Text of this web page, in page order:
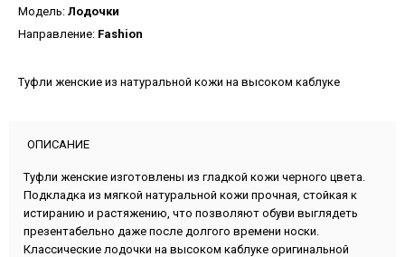
Модель: Лодочки
Направление: Fashion
Туфли женские из натуральной кожи на высоком каблуке
ОПИСАНИЕ
Туфли женские изготовлены из гладкой кожи черного цвета.
Подкладка из мягкой натуральной кожи прочная, стойкая к
истиранию и растяжению, что позволяют обуви выглядеть
презентабельно даже после долгого времени носки.
Классические лодочки на высоком каблуке оригинальной